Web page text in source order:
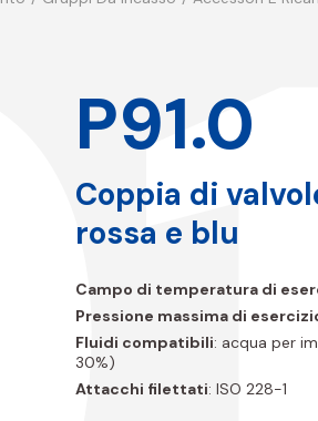
P91.0
Coppia di
rossa e blu
Campo di temperatura di
Pressione massima di
Fluidi compatibili: acqua per
30%)
Attacchi filettati: ISO 228-1